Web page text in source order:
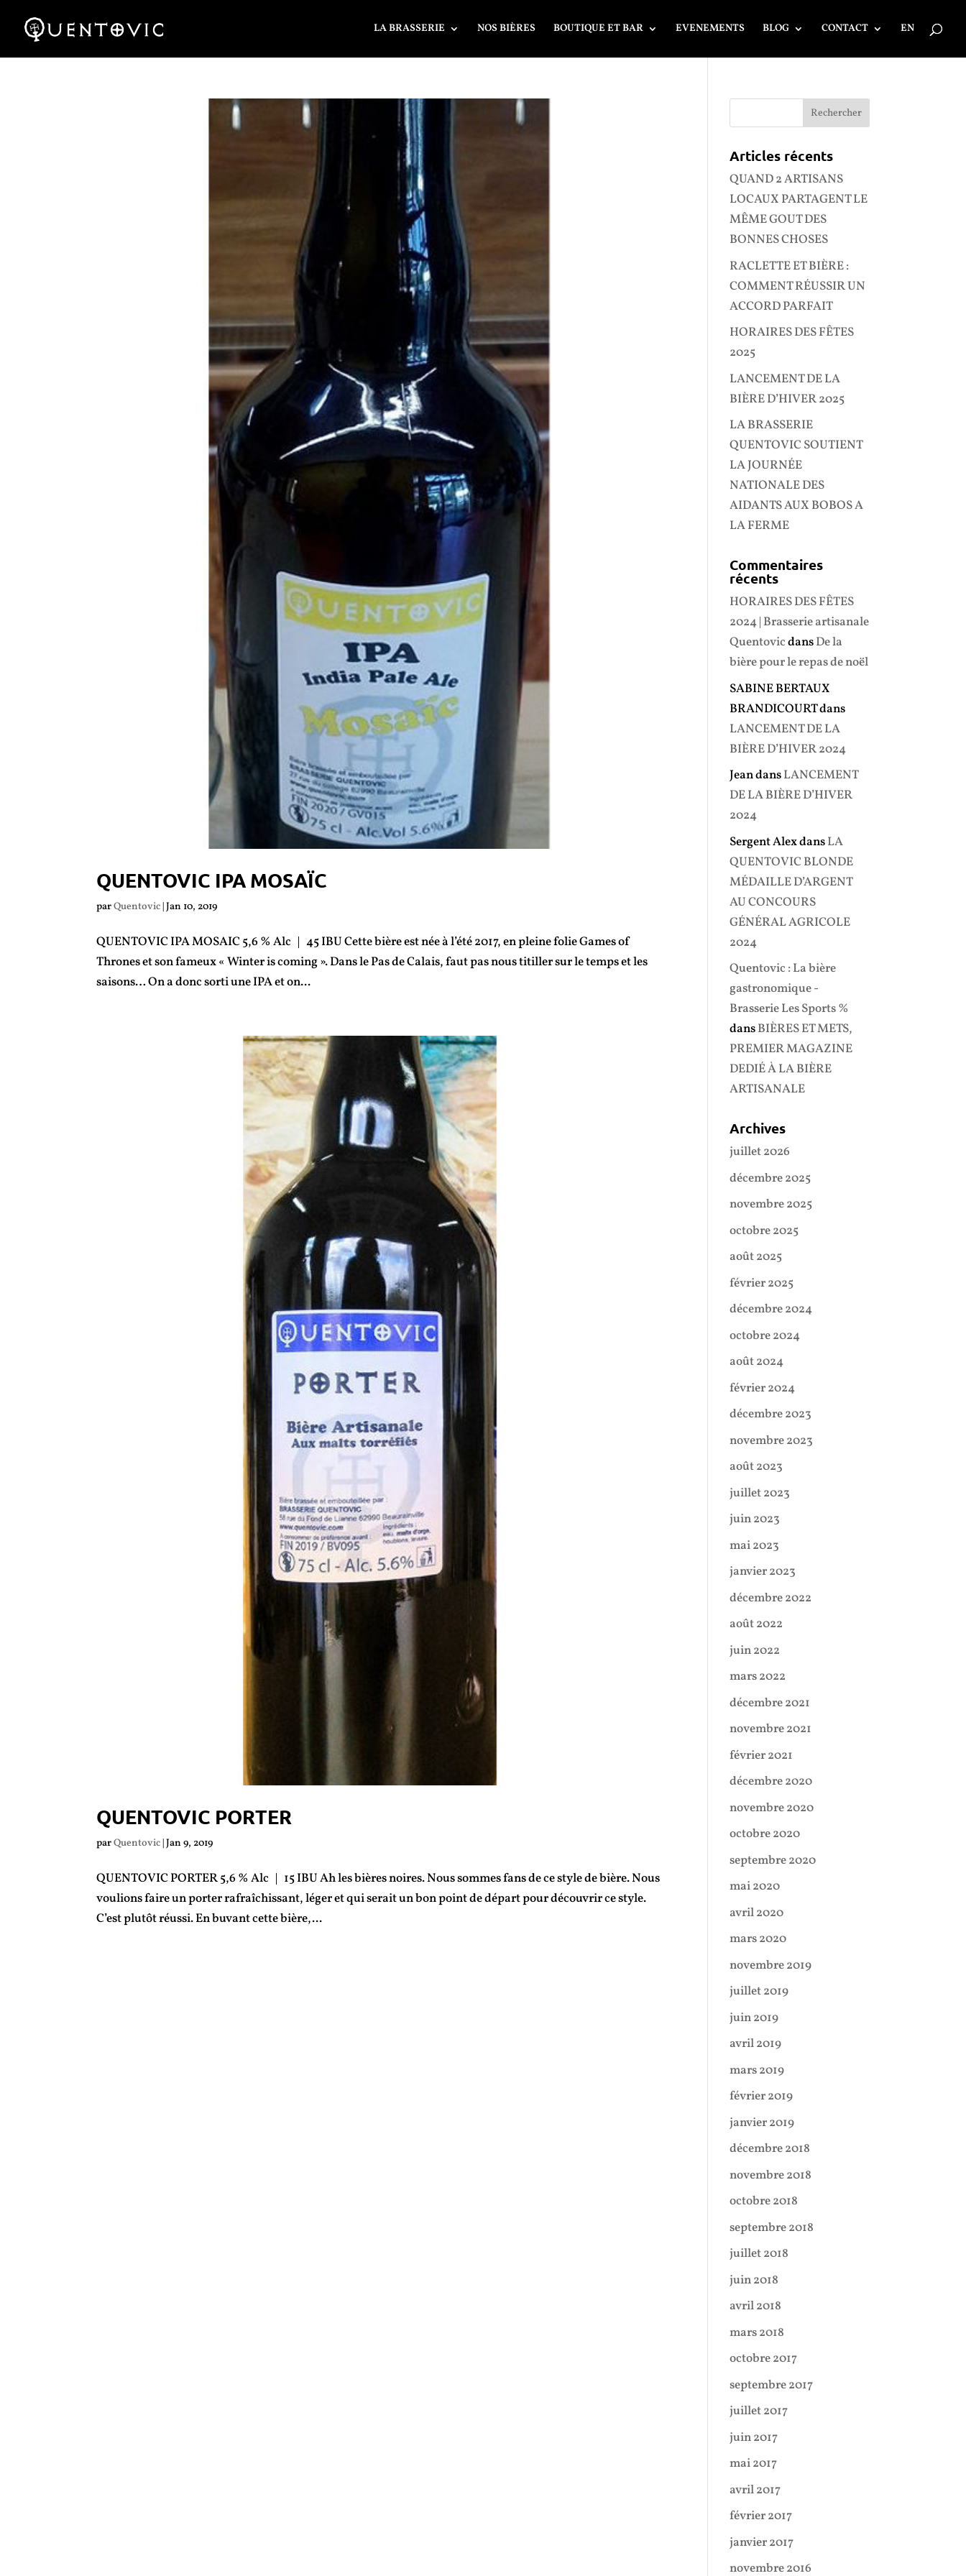
LA BRASSERIE NOS BIÈRES BOUTIQUE ET BAR EVENEMENTS BLOG CONTACT EN
QUENTOVIC IPA MOSAÏC
parQuentovic|Jan 10, 2019
QUENTOVIC IPA MOSAIC 5,6 % Alc | 45 IBU Cette bière est née à l’été 2017, en pleine folie Games of
Thrones et son fameux « Winter is coming ». Dans le Pas de Calais, faut pas nous titiller sur le temps et les
saisons… On a donc sorti une IPA et on...
QUENTOVIC PORTER
parQuentovic |Jan 9, 2019
QUENTOVIC PORTER 5,6 % Alc | 15 IBU Ah les bières noires. Nous sommes fans de ce style de bière. Nous
voulions faire un porter rafraîchissant, léger et qui serait un bon point de départ pour découvrir ce style.
C’est plutôt réussi. En buvant cette bière,...
Articles récents
QUAND 2 ARTISANS
LOCAUX PARTAGENT LE
MÊME GOUT DES
BONNES CHOSES
RACLETTE ET BIÈRE :
COMMENT RÉUSSIR UN
ACCORD PARFAIT
HORAIRES DES FÊTES
2025
LANCEMENT DE LA
BIÈRE D’HIVER 2025
LA BRASSERIE
QUENTOVIC SOUTIENT
LA JOURNÉE
NATIONALE DES
AIDANTS AUX BOBOS A
LA FERME
Commentaires
récents
HORAIRES DES FÊTES
2024 | Brasserie artisanale
QuentovicdansDe la
bière pour le repas de noël
SABINE BERTAUX
BRANDICOURTdans
LANCEMENT DE LA
BIÈRE D’HIVER 2024
JeandansLANCEMENT
DE LA BIÈRE D’HIVER
2024
Sergent AlexdansLA
QUENTOVIC BLONDE
MÉDAILLE D’ARGENT
AU CONCOURS
GÉNÉRAL AGRICOLE
2024
Quentovic : La bière
gastronomique -
Brasserie Les Sports %
dansBIÈRES ET METS,
PREMIER MAGAZINE
DEDIÉ À LA BIÈRE
ARTISANALE
Archives
juillet 2026
décembre 2025
novembre 2025
octobre 2025
août 2025
février 2025
décembre 2024
octobre 2024
août 2024
février 2024
décembre 2023
novembre 2023
août 2023
juillet 2023
juin 2023
mai 2023
janvier 2023
décembre 2022
août 2022
juin 2022
mars 2022
décembre 2021
novembre 2021
février 2021
décembre 2020
novembre 2020
octobre 2020
septembre 2020
mai 2020
avril 2020
mars 2020
novembre 2019
juillet 2019
juin 2019
avril 2019
mars 2019
février 2019
janvier 2019
décembre 2018
novembre 2018
octobre 2018
septembre 2018
juillet 2018
juin 2018
avril 2018
mars 2018
octobre 2017
septembre 2017
juillet 2017
juin 2017
mai 2017
avril 2017
février 2017
janvier 2017
novembre 2016